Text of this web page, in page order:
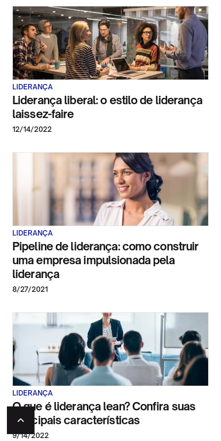
LIDERANÇA
Liderança liberal: o estilo de liderança
laissez-faire
12/14/2022
LIDERANÇA
Pipeline de liderança: como construir
uma empresa impulsionada pela
liderança
8/27/2021
LIDERANÇA
O que é liderança lean? Confira suas
principais características
9/14/2022